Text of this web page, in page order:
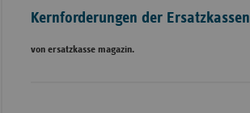
Kernforderungen der Ersatzkassen
von ersatzkasse magazin.